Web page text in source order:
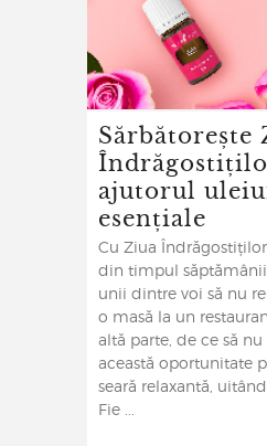
Sărbătorește
ajutorul
esențiale
Cu Ziua
din timpul
unii dintre voi să nu
o masă la un
altă parte, de ce să
această oportunitate
seară relaxantă,
Fie ...